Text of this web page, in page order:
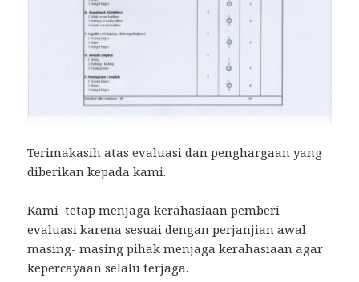
Terimakasih atas evaluasi dan penghargaan yang
diberikan kepada kami.
Kami tetap menjaga kerahasiaan pemberi
evaluasi karena sesuai dengan perjanjian awal
masing- masing pihak menjaga kerahasiaan agar
kepercayaan selalu terjaga.